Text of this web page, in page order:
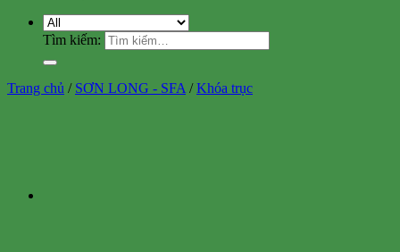
Tìm kiếm:
Trang chủ / SƠN LONG - SFA / Khóa trục